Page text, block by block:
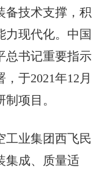
备技术支撑，积
力现代化。中国
总书记重要指示
于2021年12月
项目。
工业集团西飞民
集成、质量适